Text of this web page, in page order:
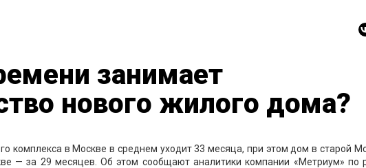
занимает
нового жилого дома?
комплекса в Москве в среднем уходит 33 месяца, при этом дом в старой
— за 29 месяцев. Об этом сообщают аналитики компании «Метриум» по